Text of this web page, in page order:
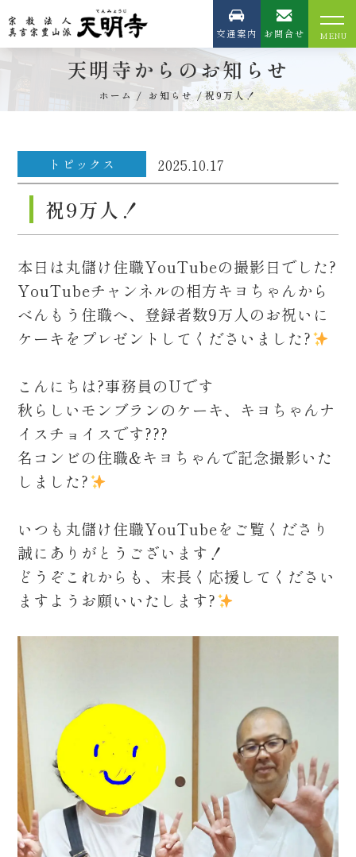
交通案内 お問合せ
天明寺からのお知らせ
ホーム お知らせ 祝9万人！
トピックス 2025.10.17
祝9万人！
本日は丸儲け住職YouTubeの撮影日でした?
YouTubeチャンネルの相方キヨちゃんから
べんもう住職へ、登録者数9万人のお祝いに
ケーキをプレゼントしてくださいました?
こんにちは?事務員のUです
秋らしいモンブランのケーキ、キヨちゃんナ
イスチョイスです???
名コンビの住職&キヨちゃんで記念撮影いた
しました?
いつも丸儲け住職YouTubeをご覧くださり
誠にありがとうございます！
どうぞこれからも、末長く応援してください
ますようお願いいたします?